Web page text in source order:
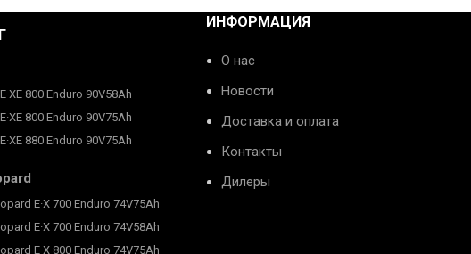
800 Enduro 90V58Ah
800 Enduro 90V75Ah
880 Enduro 90V75Ah
E·X 700 Enduro 74V75Ah
E·X 700 Enduro 74V58Ah
E·X 800 Enduro 74V75Ah
ИНФОРМАЦИЯ
О нас
Новости
Доставка и оплата
Контакты
Дилеры